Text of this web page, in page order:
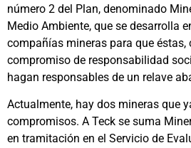
número 2 del Plan, denominado
Medio Ambiente, que se desarrolla
compañías mineras para que éstas,
compromiso de responsabilidad
hagan responsables de un relave
Actualmente, hay dos mineras que
compromisos. A Teck se suma
en tramitación en el Servicio de